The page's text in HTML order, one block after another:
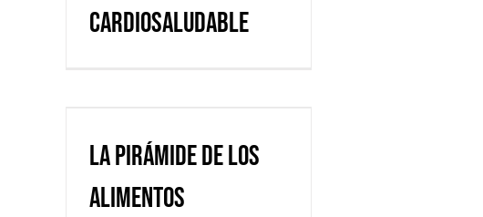
cardiosaludable
alimentos
La pirámide de los
alimentos